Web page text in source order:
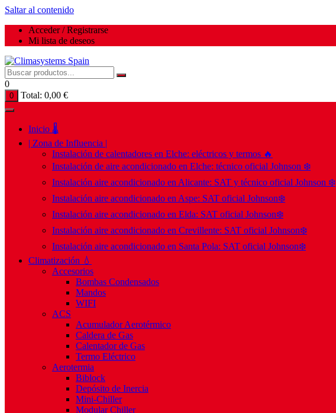
Saltar al contenido
Acceder / Registrarse
Mi lista de deseos
0
0 Total: 0,00 €
Inicio 🌡️
| Zona de Influencia |
Instalación de calentadores en Elche: eléctricos y termos 🔥
Instalación de aire acondicionado en Elche: técnico oficial Johnson ❄️
Instalación aire acondicionado en Alicante: SAT y técnico oficial Johnson ❄️
Instalación aire acondicionado en Aspe: SAT oficial Johnson❄️
Instalación aire acondicionado en Elda: SAT oficial Johnson❄️
Instalación aire acondicionado en Crevillente: SAT oficial Johnson❄️
Instalación aire acondicionado en Santa Pola: SAT oficial Johnson❄️
Climatización 💧
Accesorios
Bombas Condensados
Mandos
WIFI
ACS
Acumulador Aerotérmico
Caldera de Gas
Calentador de Gas
Termo Eléctrico
Aerotermia
Biblock
Depósito de Inercia
Mini-Chiller
Modular Chiller